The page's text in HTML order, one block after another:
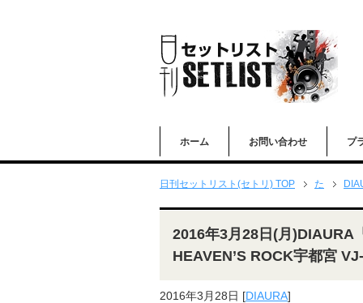
ホーム お問い合わせ プ
日刊セットリスト(セトリ) TOP た
2016年3月28日(月)DIAURA
HEAVEN’S ROCK宇都宮
2016年3月28日 [DIAURA]